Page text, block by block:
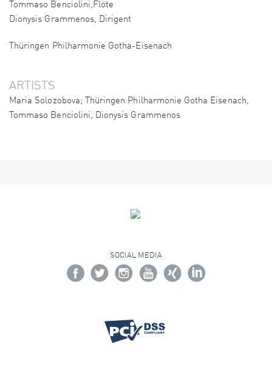
Tommaso Benciolini,Flöte
Dionysis Grammenos, Dirigent
Thüringen Philharmonie Gotha-Eisenach
ARTISTS
Maria Solozobova; Thüringen Philharmonie Gotha Eisenach,
Tommaso Benciolini, Dionysis Grammenos
SOCIAL MEDIA